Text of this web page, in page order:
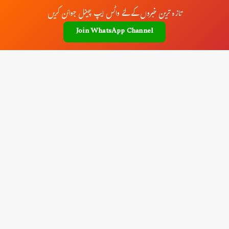
تازہ ترین خبروں کے لئے واٹس ایپ چینل جوائن کریں
Join WhatsApp Channel